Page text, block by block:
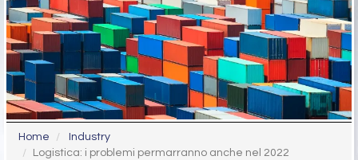
Home
Industry
Logistica: i problemi permarranno anche nel 2022